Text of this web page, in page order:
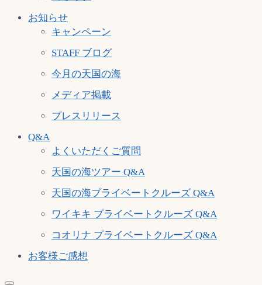
お知らせ
キャンペーン
STAFF ブログ
今月の天国の海
メディア掲載
プレスリリース
Q&A
よくいただくご質問
天国の海ツアー Q&A
天国の海プライベートクルーズ Q&A
ワイキキ プライベートクルーズ Q&A
コオリナ プライベートクルーズ Q&A
お客様ご感想